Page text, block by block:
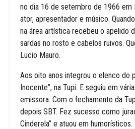
no dia 16 de setembro de 1966 em
ator, apresentador e músico.
na área artística recebeu o apelido
sardas no rosto e cabelos ruivos.
Lucio Mauro.
Aos oito anos integrou o elenco do
Inocente”, na Tupi. E seguiu em
emissora. Com o fechamento da
depois SBT. Fez sucesso como
Cinderela” e atuou em